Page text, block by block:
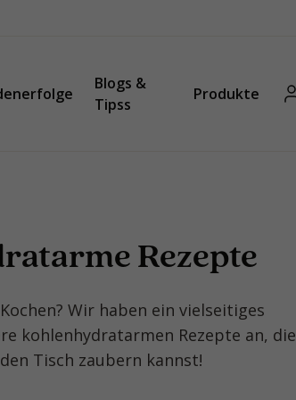
Blogs &
Tipss
Produkte
Rezepte
Wir haben ein vielseitiges
kohlenhydratarmen Rezepte an, die
Tisch zaubern kannst!